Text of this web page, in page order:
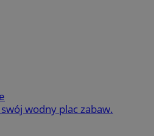
wodny plac zabaw.